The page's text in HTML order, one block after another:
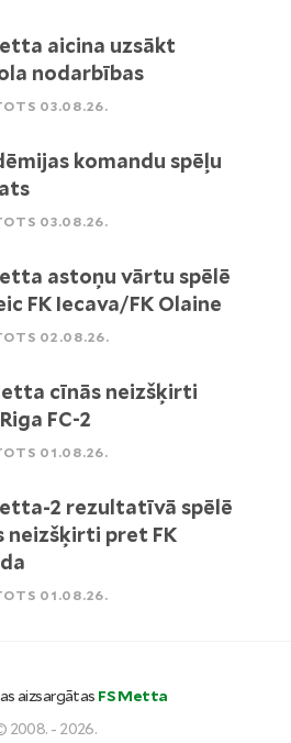
aicina uzsākt
nodarbības
03.08.26.
komandu spēļu
03.08.26.
astoņu vārtu spēlē
FK Iecava/FK Olaine
02.08.26.
cīnās neizšķirti
FC-2
01.08.26.
2 rezultatīvā spēlē
neizšķirti pret FK
01.08.26.
aizsargātas FS Metta
2008. - 2026.